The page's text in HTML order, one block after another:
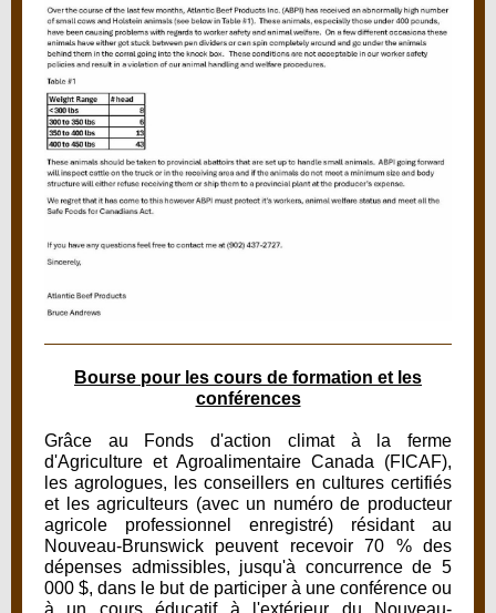
Bourse pour les cours de formation et les
conférences
Grâce au Fonds d'action climat à la ferme
d'Agriculture et Agroalimentaire Canada (FICAF),
les agrologues, les conseillers en cultures certifiés
et les agriculteurs (avec un numéro de producteur
agricole professionnel enregistré) résidant au
Nouveau-Brunswick peuvent recevoir 70 % des
dépenses admissibles, jusqu'à concurrence de 5
000 $, dans le but de participer à une conférence ou
à un cours éducatif à l'extérieur du Nouveau-